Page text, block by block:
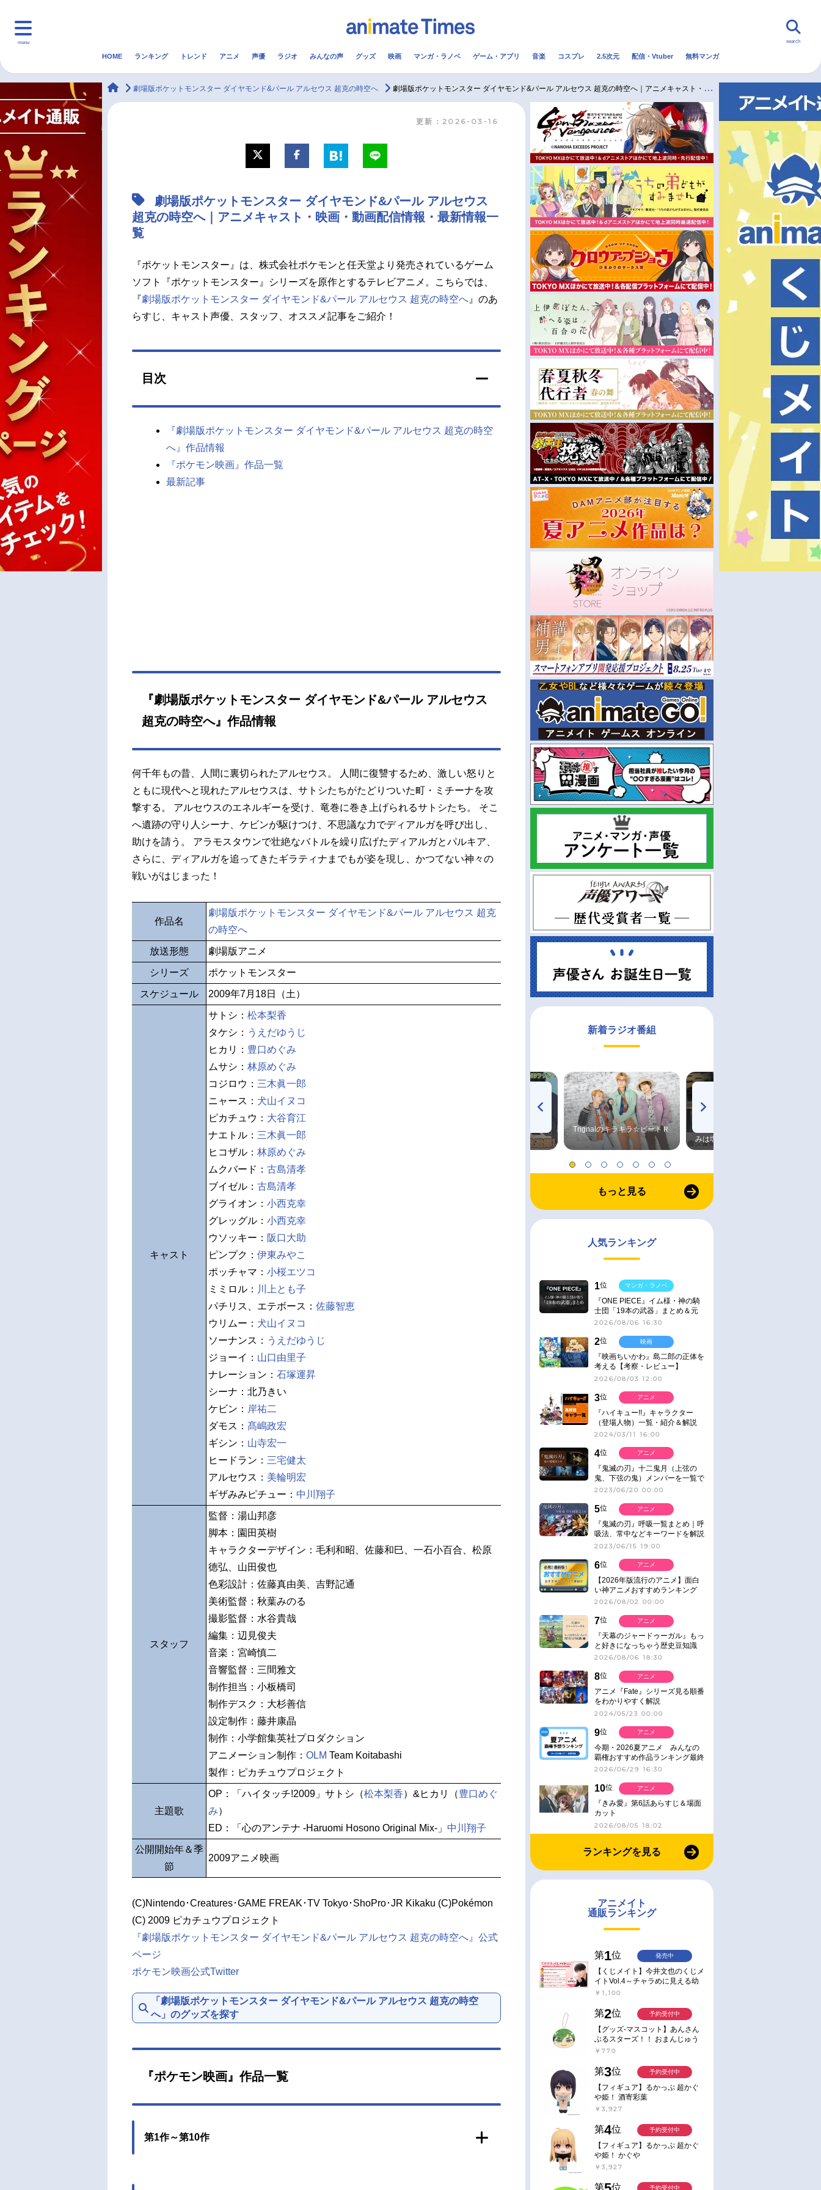
menu
マンガ・ラノベ 2.5次元 配信・Vtuber トレンド 無料マンガ
声優記事一覧
アニメ映画一覧
男性声優/女性声優一覧
今期アニメ曜日別一覧
夏アニメ
秋アニメ
冬アニメ
search
HOME ランキング トレンド アニメ 声優 ラジオ みんなの声 グッズ 映画 マンガ・ラノベ ゲーム・アプリ 音楽 コスプレ 2.5次元 配信・Vtuber 無料マンガ
animateTimes
劇場版ポケットモンスター ダイヤモンド&パール アルセウス 超克の時空へ 劇場版ポケットモンスター ダイヤモンド&パール アルセウス 超克の時空へ｜アニメキャスト・映画・動画配信情報・最新情報一覧
更新：2026-03-16
劇場版ポケットモンスター ダイヤモンド&パール アルセウス
超克の時空へ｜アニメキャスト・映画・動画配信情報・最新情報一
覧
『ポケットモンスター』は、株式会社ポケモンと任天堂より発売されているゲーム
ソフト『ポケットモンスター』シリーズを原作とするテレビアニメ。こちらでは、
『劇場版ポケットモンスター ダイヤモンド&パール アルセウス 超克の時空へ 』のあ
らすじ、キャスト声優、スタッフ、オススメ記事をご紹介！
目次
『劇場版ポケットモンスター ダイヤモンド&パール アルセウス 超克の時空
へ』作品情報
『ポケモン映画』作品一覧
最新記事
『劇場版ポケットモンスター ダイヤモンド&パール アルセウス
超克の時空へ』作品情報
何千年もの昔、人間に裏切られたアルセウス。 人間に復讐するため、激しい怒りと
ともに現代へと現れたアルセウスは、サトシたちがたどりついた町・ミチーナを攻
撃する。 アルセウスのエネルギーを受け、竜巻に巻き上げられるサトシたち。 そこ
へ遺跡の守り人シーナ、ケビンが駆けつけ、不思議な力でディアルガを呼び出し、
助けを請う。 アラモスタウンで壮絶なバトルを繰り広げたディアルガとパルキア、
さらに、ディアルガを追ってきたギラティナまでもが姿を現し、かつてない神々の
戦いがはじまった！
作品名
劇場版ポケットモンスター ダイヤモンド&パール アルセウス 超克
の時空へ
放送形態 劇場版アニメ
シリーズ ポケットモンスター
スケジュール 2009年7月18日（土）
キャスト
サトシ： 松本梨香
タケシ： うえだゆうじ
ヒカリ： 豊口めぐみ
ムサシ： 林原めぐみ
コジロウ： 三木眞一郎
ニャース： 犬山イヌコ
ピカチュウ： 大谷育江
ナエトル： 三木眞一郎
ヒコザル： 林原めぐみ
ムクバード： 古島清孝
ブイゼル： 古島清孝
グライオン： 小西克幸
グレッグル： 小西克幸
ウソッキー： 阪口大助
ピンプク： 伊東みやこ
ポッチャマ： 小桜エツコ
ミミロル： 川上とも子
パチリス、エテボース： 佐藤智恵
ウリムー： 犬山イヌコ
ソーナンス： うえだゆうじ
ジョーイ： 山口由里子
ナレーション： 石塚運昇
シーナ：北乃きい
ケビン： 岸祐二
ダモス： 髙嶋政宏
ギシン： 山寺宏一
ヒードラン： 三宅健太
アルセウス： 美輪明宏
ギザみみピチュー： 中川翔子
スタッフ
監督：湯山邦彦
脚本：園田英樹
キャラクターデザイン：毛利和昭、佐藤和巳、一石小百合、松原
徳弘、山田俊也
色彩設計：佐藤真由美、吉野記通
美術監督：秋葉みのる
撮影監督：水谷貴哉
編集：辺見俊夫
音楽：宮崎慎二
音響監督：三間雅文
制作担当：小板橋司
制作デスク：大杉善信
設定制作：藤井康晶
制作：小学館集英社プロダクション
アニメーション制作： OLM Team Koitabashi
製作：ピカチュウプロジェクト
主題歌
OP：「ハイタッチ!2009」サトシ（松本梨香）&ヒカリ（豊口めぐ
み）
ED：「心のアンテナ -Haruomi Hosono Original Mix-」 中川翔子
公開開始年＆季
節
2009アニメ映画
(C)Nintendo･Creatures･GAME FREAK･TV Tokyo･ShoPro･JR Kikaku (C)Pokémon
(C) 2009 ピカチュウプロジェクト
『劇場版ポケットモンスター ダイヤモンド&パール アルセウス 超克の時空へ』公式
ページ
ポケモン映画公式Twitter
「劇場版ポケットモンスター ダイヤモンド&パール アルセウス 超克の時空
へ」のグッズを探す
『ポケモン映画』作品一覧
第1作～第10作
新着ラジオ番組
Trignalのキラキラ☆ビートＲ
みは塩だけ
もっと見る
人気ランキング
1位
『ONE PIECE』イム様・神の騎
士団「19本の武器」まとめ＆元
ネタ
2026/08/06 16:30
マンガ・ラノベ
2位
『映画ちいかわ』島二郎の正体を
考える【考察・レビュー】
2026/08/03 12:00
映画
3位
『ハイキュー!!』キャラクター
（登場人物）一覧・紹介＆解説
2024/03/11 16:00
アニメ
4位
『鬼滅の刃』十二鬼月（上弦の
鬼、下弦の鬼）メンバーを一覧で
紹介＆解説（登場鬼の情報まと
2023/06/20 00:00
アニメ
5位
『鬼滅の刃』呼吸一覧まとめ｜呼
吸法、常中などキーワードを解説
2023/06/15 19:00
アニメ
6位
【2026年版流行のアニメ】面白
い神アニメおすすめランキング
【名作・話題作】｜ジャンル別人
2026/08/02 00:00
アニメ
7位
『天幕のジャードゥーガル』もっ
と好きになっちゃう歴史豆知識
2026/08/06 18:30
アニメ
8位
アニメ『Fate』シリーズ見る順番
をわかりやすく解説
2024/05/23 00:00
アニメ
9位
今期・2026夏アニメ みんなの
覇権おすすめ作品ランキング最終
結果発表！
2026/06/29 16:30
アニメ
10位
『きみ愛』第6話あらすじ＆場面
カット
2026/08/05 18:02
アニメ
ランキングを見る
アニメイト
通販ランキング
第1位
【くじメイト】今井文也のくじメ
イトVol.4～チャラめに見える幼
馴染、実は一途で独占欲が強いん
￥1,100
発売中
第2位
【グッズ-マスコット】あんさん
ぶるスターズ！！ おまんじゅう
にぎにぎマスコット ねくすと2
￥770
予約受付中
第3位
【フィギュア】るかっぷ 超かぐ
や姫！ 酒寄彩葉
￥3,927
予約受付中
第4位
【フィギュア】るかっぷ 超かぐ
や姫！ かぐや
￥3,927
予約受付中
第 位 予約受付中